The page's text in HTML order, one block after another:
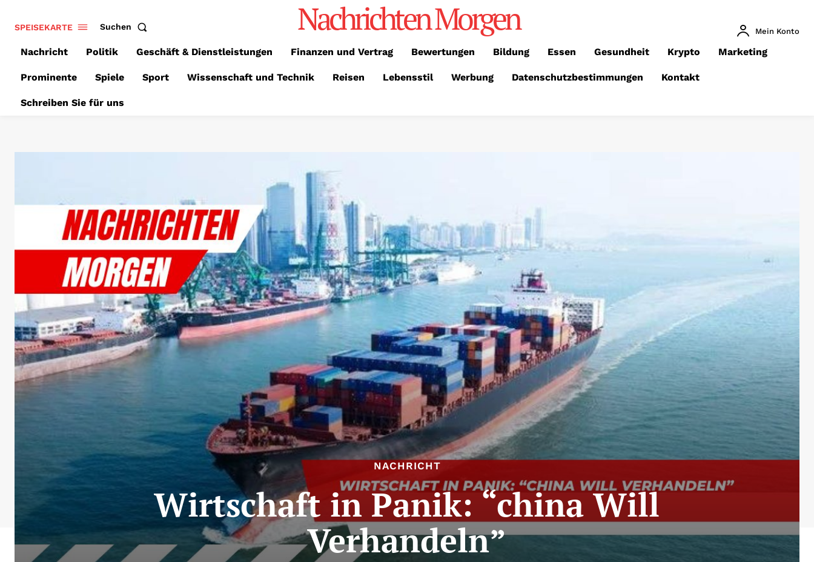
SPEISEKARTE Suchen Nachrichten Morgen Mein Konto
Nachricht Politik Geschäft & Dienstleistungen Finanzen und Vertrag Bewertungen Bildung Essen Gesundheit Krypto Marketing
Prominente Spiele Sport Wissenschaft und Technik Reisen Lebensstil Werbung Datenschutzbestimmungen Kontakt
Schreiben Sie für uns
NACHRICHT
Wirtschaft in Panik: “china Will
Verhandeln”